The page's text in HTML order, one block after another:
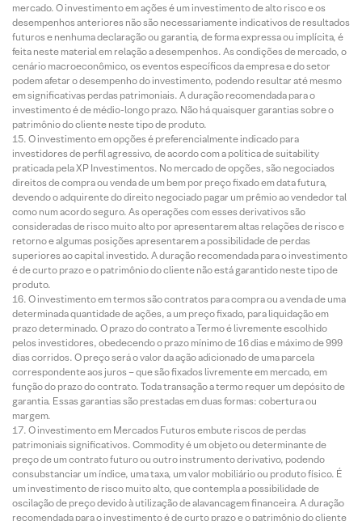
mercado. O investimento em ações é um investimento de alto risco e os
desempenhos anteriores não são necessariamente indicativos de resultados
futuros e nenhuma declaração ou garantia, de forma expressa ou implícita, é
feita neste material em relação a desempenhos. As condições de mercado, o
cenário macroeconômico, os eventos específicos da empresa e do setor
podem afetar o desempenho do investimento, podendo resultar até mesmo
em significativas perdas patrimoniais. A duração recomendada para o
investimento é de médio-longo prazo. Não há quaisquer garantias sobre o
patrimônio do cliente neste tipo de produto.
O investimento em opções é preferencialmente indicado para
investidores de perfil agressivo, de acordo com a política de suitability
praticada pela XP Investimentos. No mercado de opções, são negociados
direitos de compra ou venda de um bem por preço fixado em data futura,
devendo o adquirente do direito negociado pagar um prêmio ao vendedor tal
como num acordo seguro. As operações com esses derivativos são
consideradas de risco muito alto por apresentarem altas relações de risco e
retorno e algumas posições apresentarem a possibilidade de perdas
superiores ao capital investido. A duração recomendada para o investimento
é de curto prazo e o patrimônio do cliente não está garantido neste tipo de
produto.
O investimento em termos são contratos para compra ou a venda de uma
determinada quantidade de ações, a um preço fixado, para liquidação em
prazo determinado. O prazo do contrato a Termo é livremente escolhido
pelos investidores, obedecendo o prazo mínimo de 16 dias e máximo de 999
dias corridos. O preço será o valor da ação adicionado de uma parcela
correspondente aos juros – que são fixados livremente em mercado, em
função do prazo do contrato. Toda transação a termo requer um depósito de
garantia. Essas garantias são prestadas em duas formas: cobertura ou
margem.
O investimento em Mercados Futuros embute riscos de perdas
patrimoniais significativos. Commodity é um objeto ou determinante de
preço de um contrato futuro ou outro instrumento derivativo, podendo
consubstanciar um índice, uma taxa, um valor mobiliário ou produto físico. É
um investimento de risco muito alto, que contempla a possibilidade de
oscilação de preço devido à utilização de alavancagem financeira. A duração
recomendada para o investimento é de curto prazo e o patrimônio do cliente